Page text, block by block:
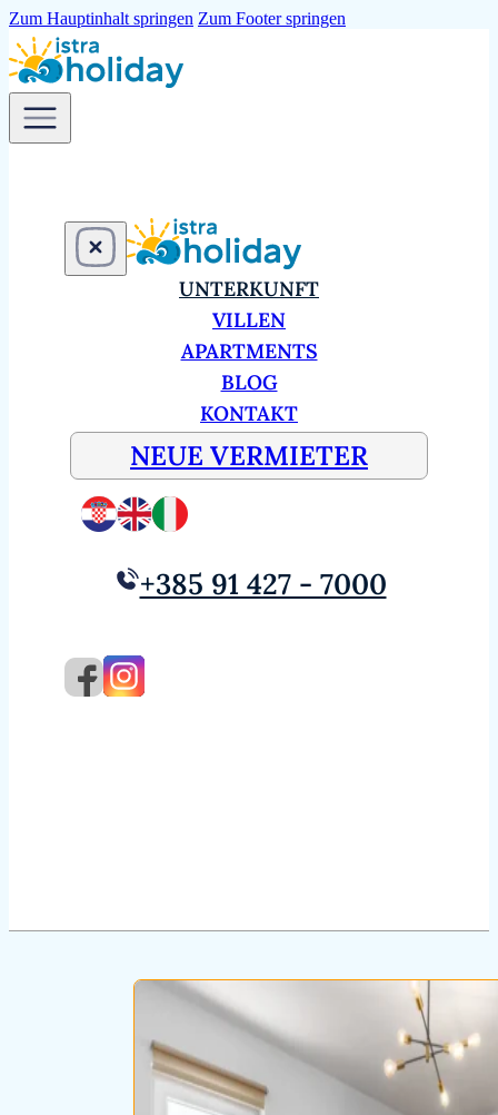
Zum Hauptinhalt springen Zum Footer springen
UNTERKUNFT
VILLEN
APARTMENTS
BLOG
KONTAKT
NEUE VERMIETER
+385 91 427 - 7000